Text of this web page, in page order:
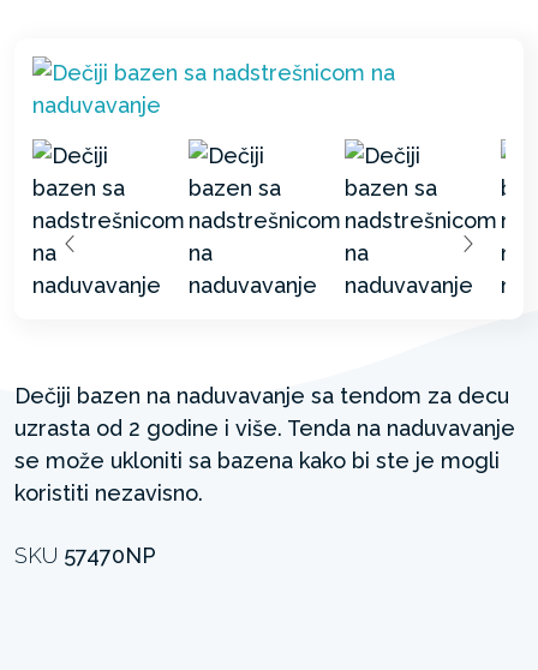
Dečiji bazen na naduvavanje sa tendom za decu
uzrasta od 2 godine i više. Tenda na naduvavanje
se može ukloniti sa bazena kako bi ste je mogli
koristiti nezavisno.
SKU 57470NP